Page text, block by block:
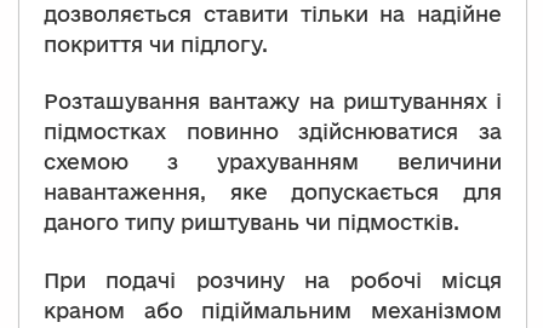
дозволяється ставити тільки на надійне
покриття чи підлогу.
Розташування вантажу на риштуваннях і
підмостках повинно здійснюватися за
схемою з урахуванням величини
навантаження, яке допускається для
даного типу риштувань чи підмостків.
При подачі розчину на робочі місця
краном або підіймальним механізмом